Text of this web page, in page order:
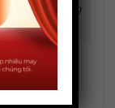
báo về tương
đánh